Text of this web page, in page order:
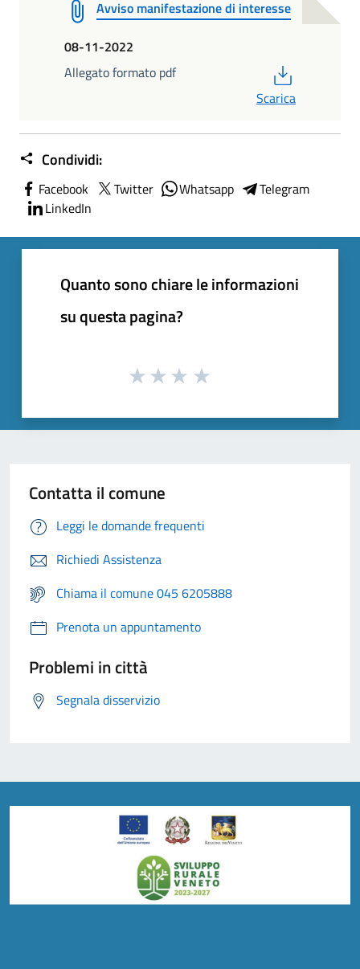
Avviso manifestazione di interesse
08-11-2022
Allegato formato pdf
Scarica
Condividi:
Facebook Twitter Whatsapp
Telegram
LinkedIn
Quanto sono chiare le informazioni
su questa pagina?
Contatta il comune
Leggi le domande frequenti
Richiedi Assistenza
Chiama il comune 045 6205888
Prenota un appuntamento
Problemi in città
Segnala disservizio